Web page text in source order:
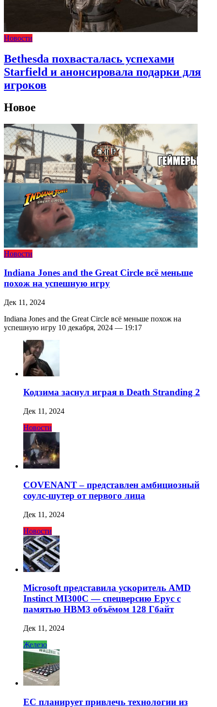
Новости
Bethesda похвасталась успехами
Starfield и анонсировала подарки для
игроков
Новое
Новости
Indiana Jones and the Great Circle всё меньше
похож на успешную игру
Дек 11, 2024
Indiana Jones and the Great Circle всё меньше похож на
успешную игру 10 декабря, 2024 — 19:17
Кодзима заснул играя в Death Stranding 2
Дек 11, 2024
Новости
COVENANT – представлен амбициозный
соулс-шутер от первого лица
Дек 11, 2024
Новости
Microsoft представила ускоритель AMD
Instinct MI300C — спецверсию Epyc с
памятью HBM3 объёмом 128 Гбайт
Дек 11, 2024
Железо
ЕС планирует привлечь технологии из